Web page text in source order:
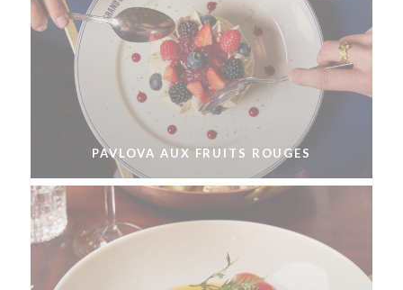
PAVLOVA AUX FRUITS ROUGES